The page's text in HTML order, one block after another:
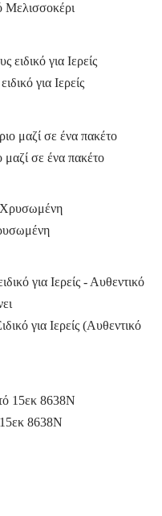
Μελισσοκέρι
για Ιερείς
σε ένα πακέτο
για Ιερείς (Αυθεντικό
8638N